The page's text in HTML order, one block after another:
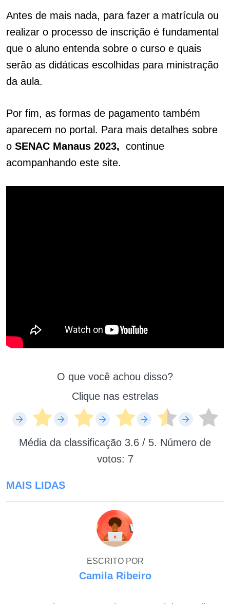
Antes de mais nada, para fazer a matrícula ou
realizar o processo de inscrição é fundamental
que o aluno entenda sobre o curso e quais
serão as didáticas escolhidas para ministração
da aula.
Por fim, as formas de pagamento também
aparecem no portal. Para mais detalhes sobre
o SENAC Manaus 2023, continue
acompanhando este site.
O que você achou disso?
Clique nas estrelas
Média da classificação 3.6 / 5. Número de
votos: 7
MAIS LIDAS
ESCRITO POR
Camila Ribeiro